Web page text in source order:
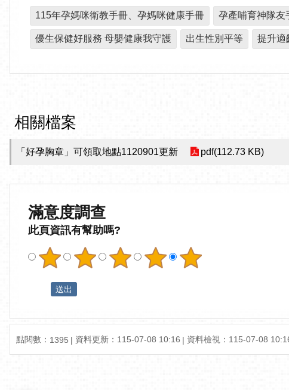
115年孕媽咪衛教手冊、孕媽咪健康手冊 孕產哺育神隊友
優生保健好服務 母嬰健康我守護 出生性別平等 提升適
相關檔案
「好孕胸章」可領取地點1120901更新 pdf(112.73 KB)
滿意度調查
此頁資訊有幫助嗎?
點閱數： 1395 資料更新： 115-07-08 10:16 資料檢視： 115-07-08